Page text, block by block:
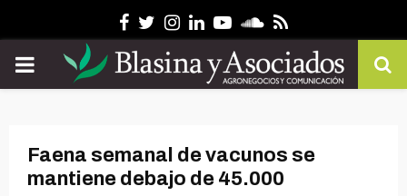
Facebook
Twitter
Instagram
Linkedin
YoutubeSoundcloud
Rss
PRIMARY
Faena semanal de vacunos se
mantiene debajo de 45.000